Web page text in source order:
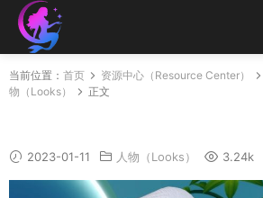
当前位置： 首页 资源中心（Resource Center）
物（Looks）
正文
2023-01-11 人物（Looks） 3.24k